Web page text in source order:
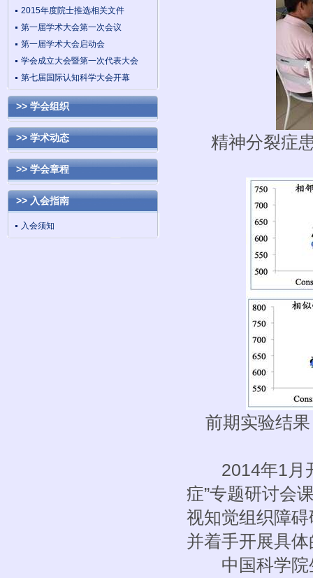
2015年度院士推选相关文件
第一届学术大会第一次会议
第一届学术大会启动会
学会成立大会暨第一次代表大会
第七届国际认知科学大会开幕
>> 学会组织
>> 学术动态
>> 学会章程
>> 入会指南
入会须知
精神分裂症
前期实验结
2014年1月开
症”专题研讨会
视知觉组织障
并着手开展具
中国科学院生